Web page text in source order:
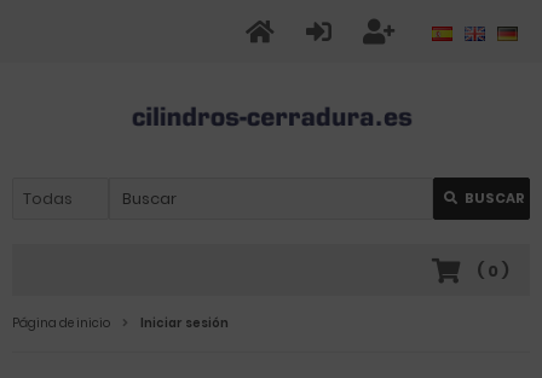
BUSCAR
( 0 )
Página de inicio Iniciar sesión